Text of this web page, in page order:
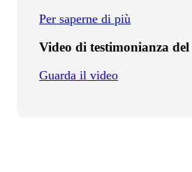
Per saperne di più
Video di testimonianza del
Guarda il video